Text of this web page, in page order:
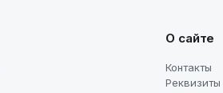
О сайте
Контакты
Реквизиты